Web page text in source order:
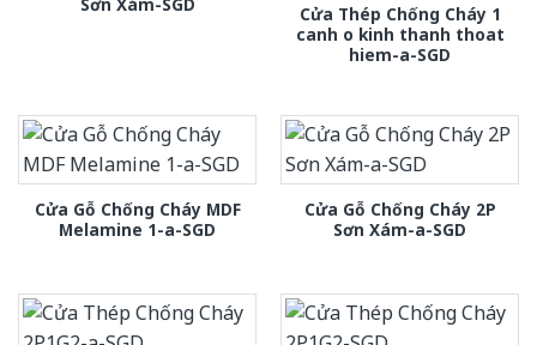
Cửa Thép Chống Cháy 1
canh o kinh thanh thoat
hiem-a-SGD
Cửa Gỗ Chống Cháy MDF
Melamine 1-a-SGD
Cửa Gỗ Chống Cháy 2P
Sơn Xám-a-SGD